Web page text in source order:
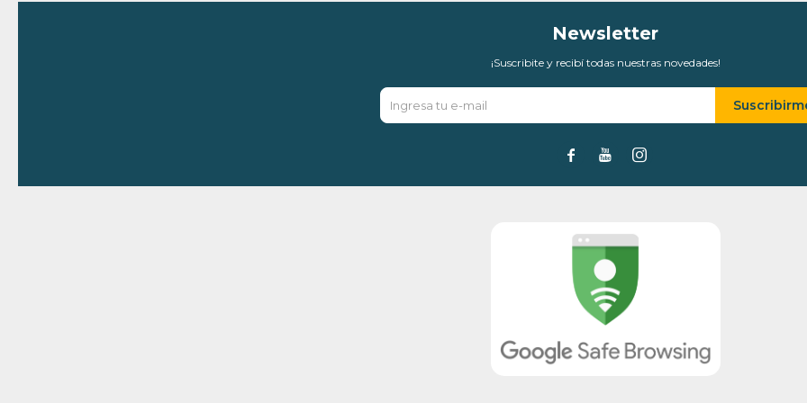
Newsletter
¡Suscribite y recibí todas nuestras novedades!
  